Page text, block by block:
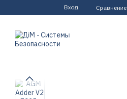
Перейти к основному контенту
Вход Сравнение